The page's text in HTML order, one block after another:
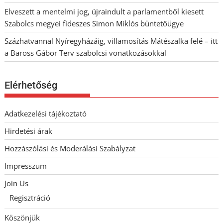
Elveszett a mentelmi jog, újraindult a parlamentből kiesett
Szabolcs megyei fideszes Simon Miklós büntetőügye
Százhatvannal Nyíregyházáig, villamosítás Mátészalka felé – itt
a Baross Gábor Terv szabolcsi vonatkozásokkal
Elérhetőség
Adatkezelési tájékoztató
Hirdetési árak
Hozzászólási és Moderálási Szabályzat
Impresszum
Join Us
Regisztráció
Köszönjük